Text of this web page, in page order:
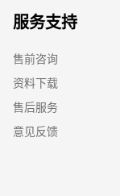
服务支持
售前咨询
资料下载
售后服务
意见反馈